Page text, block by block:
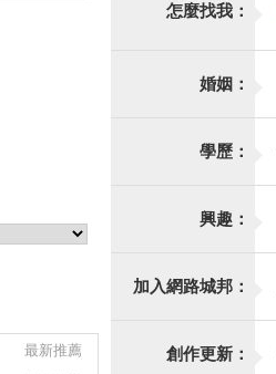
怎麼找我：
婚姻：
學歷：
興趣：
加入網路城邦：
創作更新：
最新推薦